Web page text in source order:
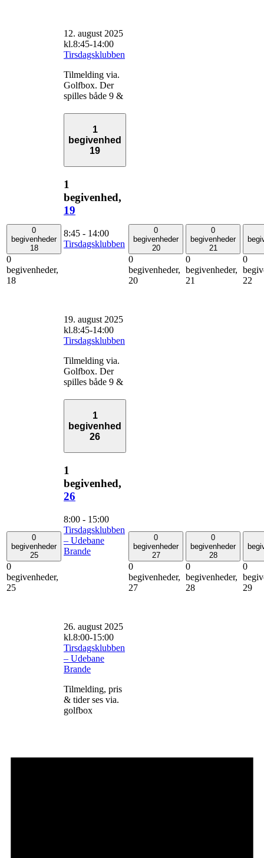
12. august 2025
kl.8:45-14:00
Tirsdagsklubben
Tilmelding via.
Golfbox. Der
spilles både 9 &
0
begivenheder
18
0
begivenheder,
18
1
begivenhed
19
1
begivenhed,
19
8:45 - 14:00
Tirsdagsklubben
19. august 2025
kl.8:45-14:00
Tirsdagsklubben
Tilmelding via.
Golfbox. Der
spilles både 9 &
0
begivenheder
20
0
begivenheder,
20
0
begivenheder
21
0
begivenheder,
21
0
22
0
begivenheder
25
0
begivenheder,
25
1
begivenhed
26
1
begivenhed,
26
8:00 - 15:00
Tirsdagsklubben
– Udebane
Brande
26. august 2025
kl.8:00-15:00
Tirsdagsklubben
– Udebane
Brande
Tilmelding, pris
& tider ses via.
golfbox
0
begivenheder
27
0
begivenheder,
27
0
begivenheder
28
0
begivenheder,
28
0
29